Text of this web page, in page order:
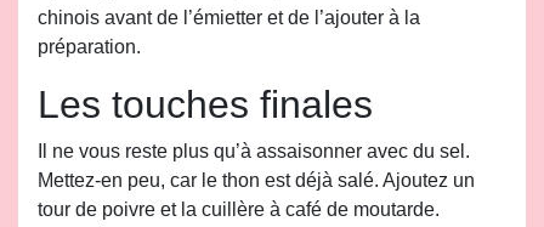
chinois avant de l’émietter et de l’ajouter à la
préparation.
Les touches finales
Il ne vous reste plus qu’à assaisonner avec du sel.
Mettez-en peu, car le thon est déjà salé. Ajoutez un
tour de poivre et la cuillère à café de moutarde.